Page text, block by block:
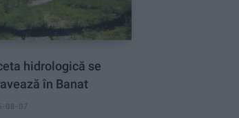
hidrologică se
în Banat
08-07